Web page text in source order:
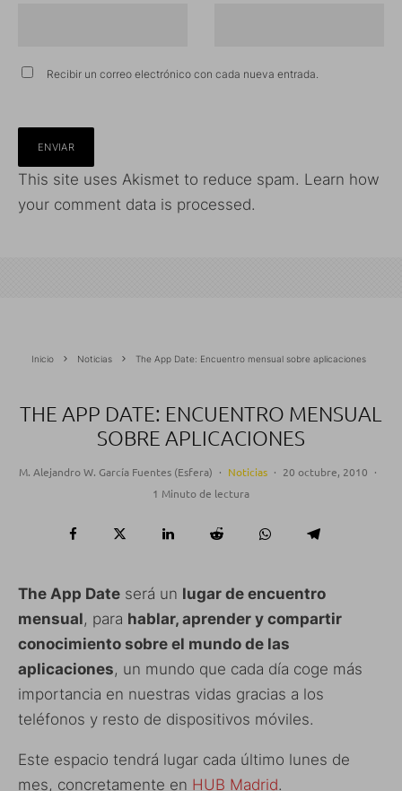
Recibir un correo electrónico con cada nueva entrada.
This site uses Akismet to reduce spam. Learn how
your comment data is processed.
Inicio Noticias The App Date: Encuentro mensual sobre aplicaciones
THE APP DATE: ENCUENTRO MENSUAL
SOBRE APLICACIONES
M. Alejandro W. García Fuentes (Esfera) · Noticias · 20 octubre, 2010 ·
1 Minuto de lectura
The App Date será un lugar de encuentro
mensual, para hablar, aprender y compartir
conocimiento sobre el mundo de las
aplicaciones, un mundo que cada día coge más
importancia en nuestras vidas gracias a los
teléfonos y resto de dispositivos móviles.
Este espacio tendrá lugar cada último lunes de
mes, concretamente en HUB Madrid.